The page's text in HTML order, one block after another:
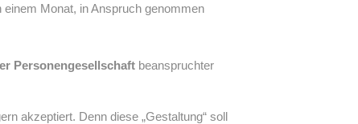
Monat, in Anspruch genommen
Personengesellschaft beanspruchter
akzeptiert. Denn diese „Gestaltung“ soll